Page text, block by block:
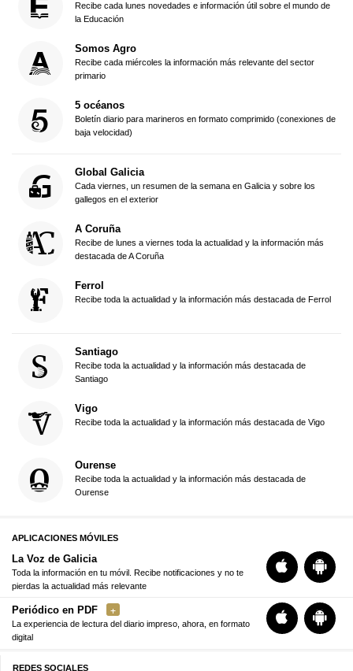
Recibe cada lunes novedades e información útil sobre el mundo de
la Educación
Somos Agro
Recibe cada miércoles la información más relevante del sector
primario
5 océanos
Boletín diario para marineros en formato comprimido (conexiones de
baja velocidad)
Global Galicia
Cada viernes, un resumen de la semana en Galicia y sobre los
gallegos en el exterior
A Coruña
Recibe de lunes a viernes toda la actualidad y la información más
destacada de A Coruña
Ferrol
Recibe toda la actualidad y la información más destacada de Ferrol
Santiago
Recibe toda la actualidad y la información más destacada de
Santiago
Vigo
Recibe toda la actualidad y la información más destacada de Vigo
Ourense
Recibe toda la actualidad y la información más destacada de
Ourense
APLICACIONES MÓVILES
La Voz de Galicia
Toda la información en tu móvil. Recibe notificaciones y no te
pierdas la actualidad más relevante
Periódico en PDF
La experiencia de lectura del diario impreso, ahora, en formato
digital
REDES SOCIALES